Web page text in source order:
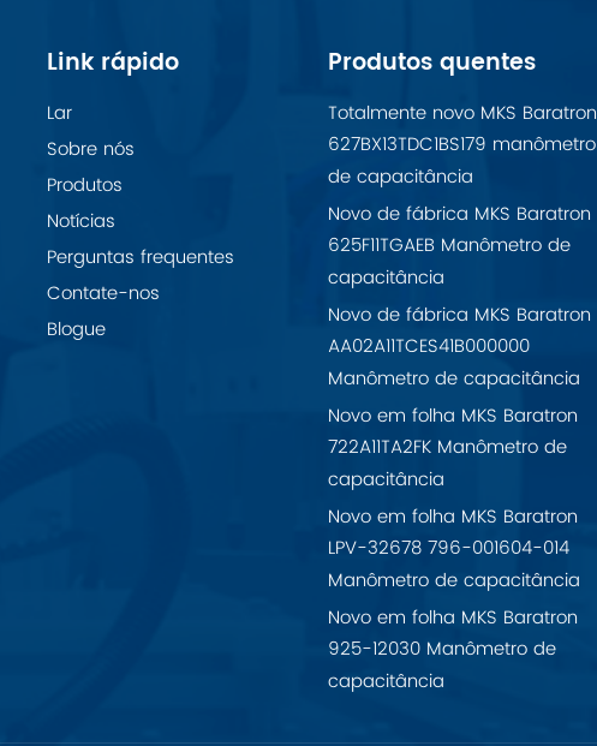
Link rápido
Lar
Sobre nós
Produtos
Notícias
Perguntas frequentes
Contate-nos
Blogue
Produtos quentes
Totalmente novo MKS Baratron
627BX13TDC1BS179 manômetro
de capacitância
Novo de fábrica MKS Baratron
625F11TGAEB Manômetro de
capacitância
Novo de fábrica MKS Baratron
AA02A11TCES41B000000
Manômetro de capacitância
Novo em folha MKS Baratron
722A11TA2FK Manômetro de
capacitância
Novo em folha MKS Baratron
LPV-32678 796-001604-014
Manômetro de capacitância
Novo em folha MKS Baratron
925-12030 Manômetro de
capacitância